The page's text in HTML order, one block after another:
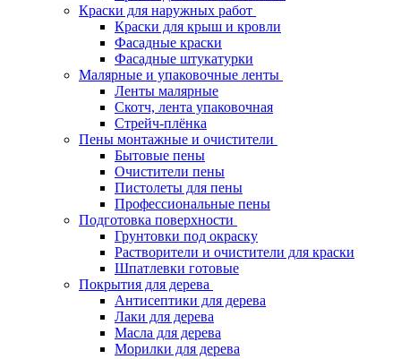
Краски для наружных работ
Краски для крыш и кровли
Фасадные краски
Фасадные штукатурки
Малярные и упаковочные ленты
Ленты малярные
Скотч, лента упаковочная
Стрейч-плёнка
Пены монтажные и очистители
Бытовые пены
Очистители пены
Пистолеты для пены
Профессиональные пены
Подготовка поверхности
Грунтовки под окраску
Растворители и очистители для краски
Шпатлевки готовые
Покрытия для дерева
Антисептики для дерева
Лаки для дерева
Масла для дерева
Морилки для дерева